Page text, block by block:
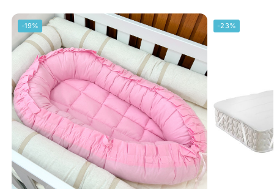
-19% -23%